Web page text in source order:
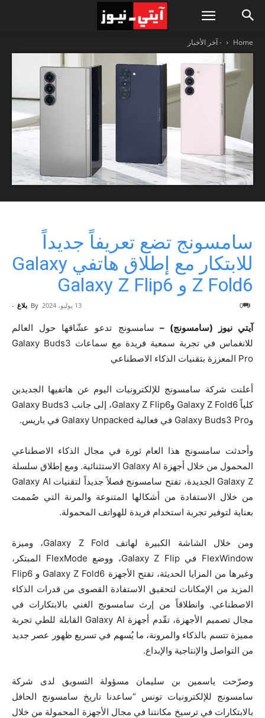
Home - آخر الأخبار
سامسونج تضع تعريفاً جديداً
للابتكار مع إطلاق هاتفي Galaxy
Z Fold6 و Galaxy Z Flip6
By بلاغ - 13 يوليو، 2024 0
آيتي نيوز (سامسونج) – سامسونج تدعو عشّاقها حول العالم
للانغماس في تجربة سمعية فريدة مع سماعات Galaxy Buds3
Pro المعززة بتقنيات الذكاء الاصطناعي
أعلنت شركة سامسونج للإلكترونيات اليوم عن هاتفيها الجديدين
كلياً Galaxy Z Fold6 وGalaxy Z Flip6، إلى جانب Galaxy Buds3
وGalaxy Buds3 Pro في فعالية Galaxy Unpacked في باريس.
وأحدثت سامسونج هذا العام ثورة في مجال الذكاء الاصطناعي
المحمول من خلال أجهزة Galaxy AI الاستثنائية. ومع إطلاق سلسلة
Galaxy Z الجديدة، تفتح سامسونج فصلاً جديداً لتقنيات Galaxy AI
من خلال الاستفادة من أشكالها المتنوعة والمرنة التي صُممت
بعناية لتوفير تجربة استخدام فريدة للهواتف المحمولة.
ومن خلال الشاشة الكبيرة لهاتف Galaxy Z Fold، وميزة
FlexWindow في Galaxy Z Flip، ووضع FlexMode المبتكر،
وغيرها من المزايا الحديثة، تفتح الأجهزة Galaxy Z Fold6 و Flip6
المزيد من الإمكانات لتحقيق الاستفادة القصوى من قدرات الذكاء
الاصطناعي. وانطلاقاً من إرث سامسونج الغني بالابتكارات في
مجال تصميم الأجهزة، تقّدم أجهزة Galaxy AI القابلة للطي تجربة
مميزة تتسم بالذكاء والمرونة، ما يُسهم في تسريع ظهور عصر جديد
من التواصل والإنتاجية والإبداع.
وصرّحت ياسمين بن سليمان مسؤولة التسويق لدى شركة
سامسونج للإلكترونيات تونس “ساعدنا تاريخ سامسونج الحافل
بالابتكارات في ترسيخ مكانتنا في مجال الأجهزة المحمولة من خلال